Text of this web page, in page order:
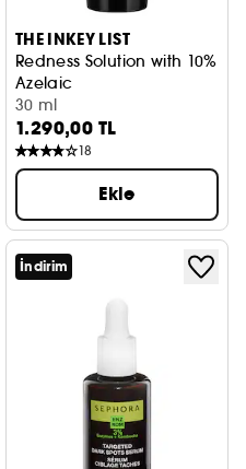
THE INKEY LIST
Redness Solution with 10%
Azelaic
Yüz Serumu
30 ml
1.290,00 TL
18
Ekle
İndirim